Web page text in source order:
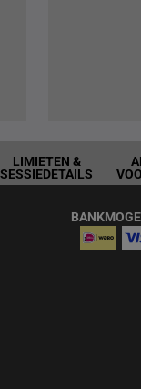
LIMIETEN &
SESSIEDETAILS